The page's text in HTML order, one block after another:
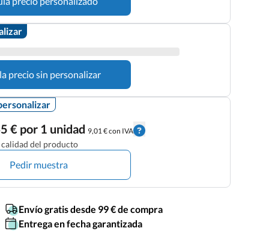
precio sin personalizar
€ por 1 unidad 9,01 € con IVA
del producto
Pedir muestra
Envío gratis desde 99 € de compra
Entrega en fecha garantizada